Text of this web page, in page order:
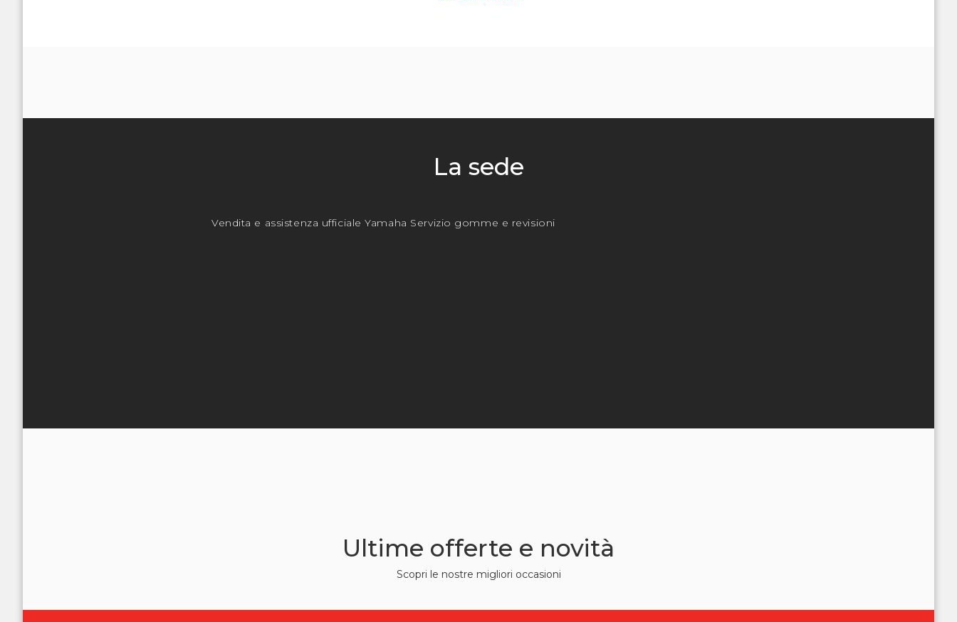
La sede
Vendita e assistenza ufficiale Yamaha Servizio gomme e revisioni
Ultime offerte e novità
Scopri le nostre migliori occasioni